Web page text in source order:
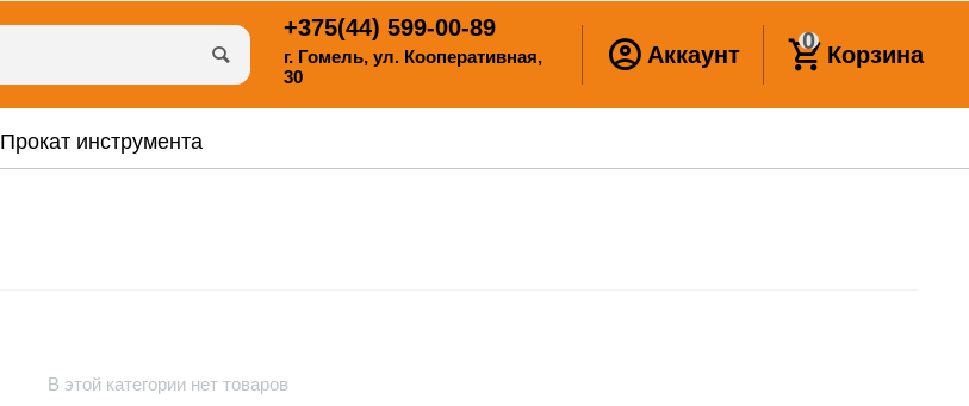
+375(44) 599-00-89
г. Гомель, ул. Кооперативная,
30
Аккаунт
0
Корзина
Прокат инструмента
В этой категории нет товаров